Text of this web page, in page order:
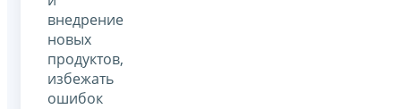
внедрение
новых
продуктов,
избежать
ошибок